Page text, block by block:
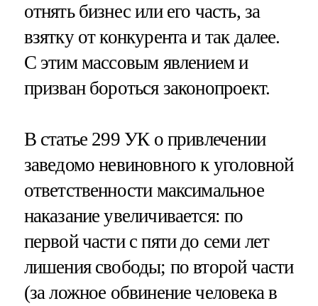
отнять бизнес или его часть, за
взятку от конкурента и так далее.
С этим массовым явлением и
призван бороться законопроект.
В статье 299 УК о привлечении
заведомо невиновного к уголовной
ответственности максимальное
наказание увеличивается: по
первой части с пяти до семи лет
лишения свободы; по второй части
(за ложное обвинение человека в